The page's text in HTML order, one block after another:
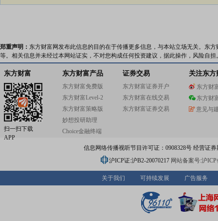
郑重声明： 东方财富网发布此信息的目的在于传播更多信息，与本站立场无关。东
等。相关信息并未经过本网站证实，不对您构成任何投资建议，据此操作，风险自担